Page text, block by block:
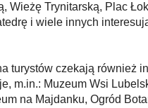
Wieżę Trynitarską, Plac
i wiele innych
turystów czekają również
m.in.: Muzeum Wsi
na Majdanku, Ogród